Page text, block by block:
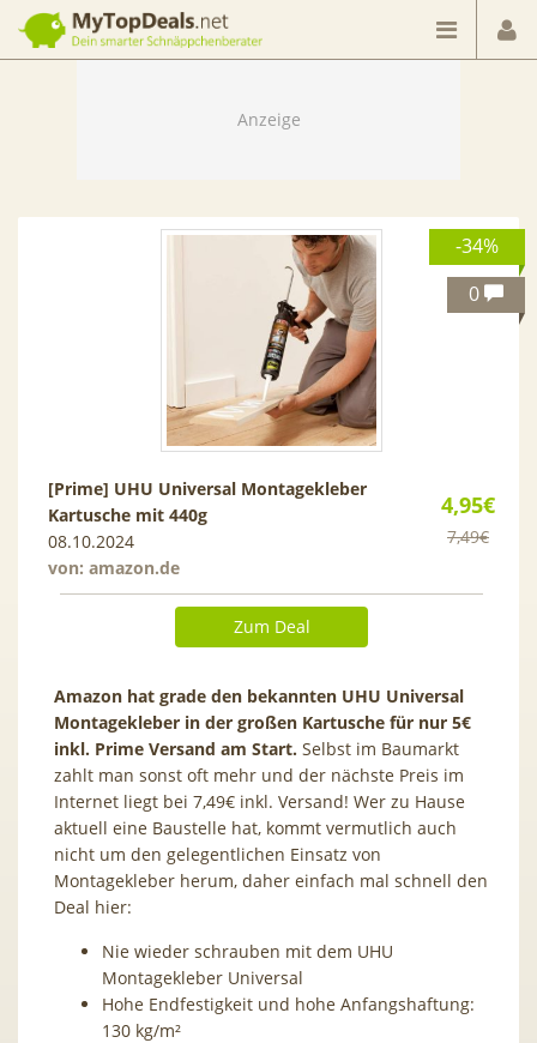
Dein smarter Schnäppchenberater
-34%
0
4,95€
7,49€
[Prime] UHU Universal Montagekleber
Kartusche mit 440g
08.10.2024
von: amazon.de
Zum Deal
Amazon hat grade den bekannten UHU Universal
Montagekleber in der großen Kartusche für nur 5€
inkl. Prime Versand am Start. Selbst im Baumarkt
zahlt man sonst oft mehr und der nächste Preis im
Internet liegt bei 7,49€ inkl. Versand! Wer zu Hause
aktuell eine Baustelle hat, kommt vermutlich auch
nicht um den gelegentlichen Einsatz von
Montagekleber herum, daher einfach mal schnell den
Deal hier:
Nie wieder schrauben mit dem UHU
Montagekleber Universal
Hohe Endfestigkeit und hohe Anfangshaftung:
130 kg/m²